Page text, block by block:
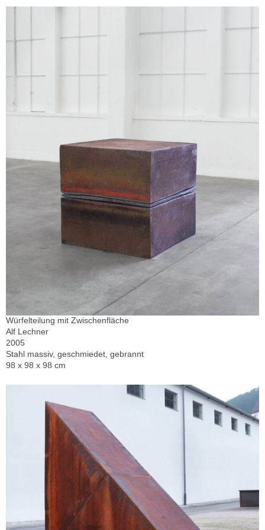
Würfelteilung mit Zwischenfläche
Alf Lechner
2005
Stahl massiv, geschmiedet, gebrannt
98 x 98 x 98 cm